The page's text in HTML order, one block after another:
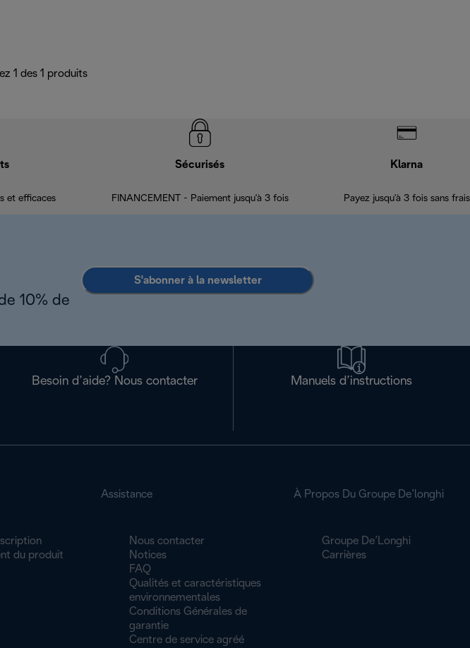
1 des 1 produits
et efficaces
Sécurisés
FINANCEMENT - Paiement jusqu'à 3 fois
Klarna
Payez jusqu'à 3 fois sans frais
10% de
S'abonner à la newsletter
Besoin d’aide? Nous contacter Manuels d’instructions
du produit
Assistance
Nous contacter
Notices
FAQ
Qualités et caractéristiques
environnementales
Conditions Générales de
garantie
Centre de service agréé
À Propos Du Groupe De’longhi
Groupe De’Longhi
Carrières